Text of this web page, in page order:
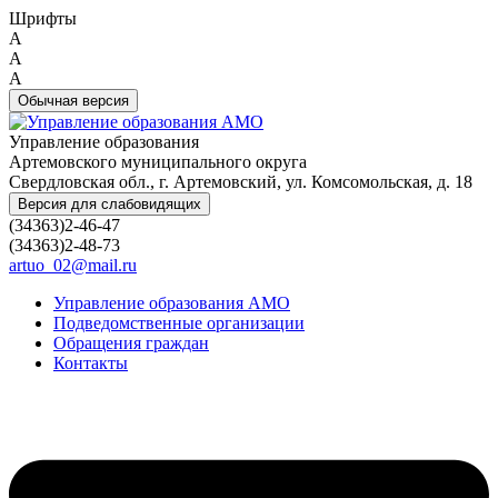
Шрифты
A
A
A
Обычная версия
Управление образования
Артемовского муниципального округа
Свердловская обл., г. Артемовский, ул. Комсомольская, д. 18
Версия для слабовидящих
(34363)2-46-47
(34363)2-48-73
artuo_02@mail.ru
Управление образования АМО
Подведомственные организации
Обращения граждан
Контакты